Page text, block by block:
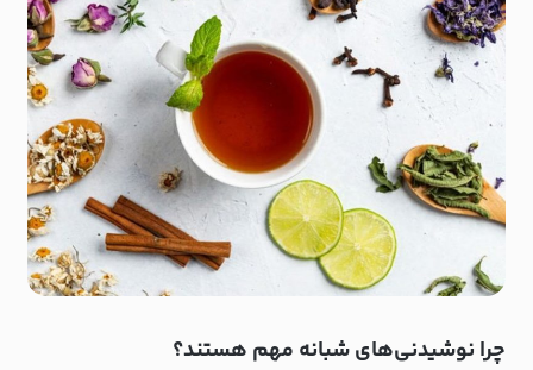
چرا نوشیدنی‌های شبانه مهم هستند؟